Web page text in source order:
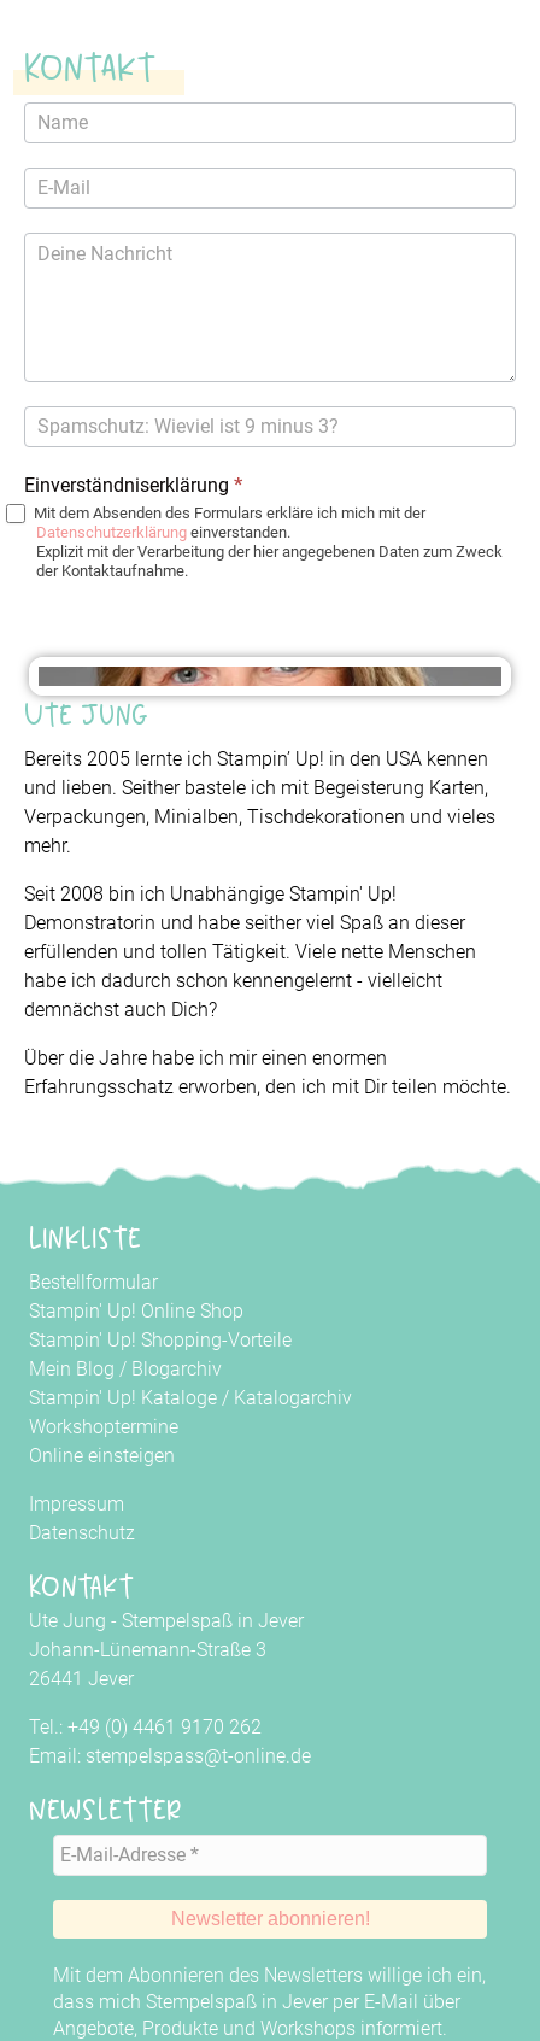
Kontakt
Kontaktformular
Einverständniserklärung *
Mit dem Absenden des Formulars erkläre ich mich mit der
Datenschutzerklärung einverstanden.
Explizit mit der Verarbeitung der hier angegebenen Daten zum Zweck
der Kontaktaufnahme.
Ute Jung
Bereits 2005 lernte ich Stampin’ Up! in den USA kennen
und lieben. Seither bastele ich mit Begeisterung Karten,
Verpackungen, Minialben, Tischdekorationen und vieles
mehr.
Seit 2008 bin ich Unabhängige Stampin' Up!
Demonstratorin und habe seither viel Spaß an dieser
erfüllenden und tollen Tätigkeit. Viele nette Menschen
habe ich dadurch schon kennengelernt - vielleicht
demnächst auch Dich?
Über die Jahre habe ich mir einen enormen
Erfahrungsschatz erworben, den ich mit Dir teilen möchte.
Linkliste
Bestellformular
Stampin' Up! Online Shop
Stampin' Up! Shopping-Vorteile
Mein Blog / Blogarchiv
Stampin' Up! Kataloge / Katalogarchiv
Workshoptermine
Online einsteigen
Impressum
Datenschutz
Kontakt
Ute Jung - Stempelspaß in Jever
Johann-Lünemann-Straße 3
26441 Jever
Tel.: +49 (0) 4461 9170 262
Email: stempelspass@t-online.de
Newsletter
Mit dem Abonnieren des Newsletters willige ich ein,
dass mich Stempelspaß in Jever per E-Mail über
Angebote, Produkte und Workshops informiert.